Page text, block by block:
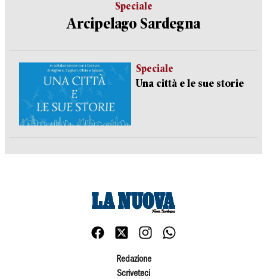
Speciale
Arcipelago Sardegna
Speciale
Una città e le sue storie
Redazione
Scriveteci